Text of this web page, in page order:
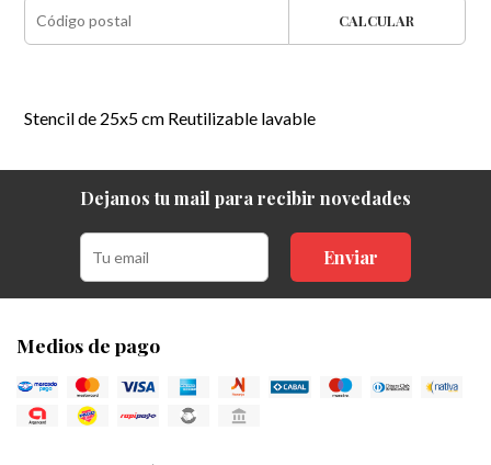
CALCULAR
Stencil de 25x5 cm Reutilizable lavable
Dejanos tu mail para recibir novedades
Enviar
Medios de pago